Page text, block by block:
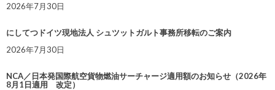
2026年7月30日
にしてつドイツ現地法人 シュツットガルト事務所移転のご案内
2026年7月30日
NCA／日本発国際航空貨物燃油サーチャージ適用額のお知らせ（2026年
8月1日適用 改定）